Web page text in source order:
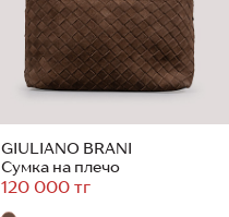
GIULIANO BRANI
Сумка на плечо
120 000 тг